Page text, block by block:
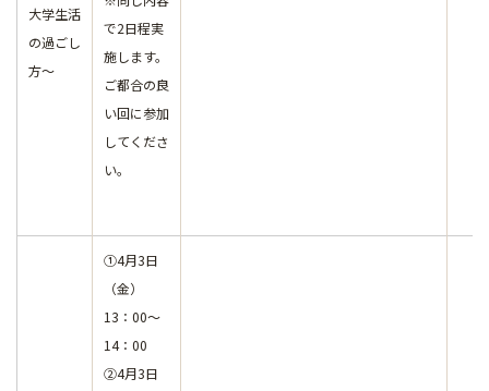
大学生活
の過ごし
方～
で2日程実
施します。
ご都合の良
い回に参加
してくださ
い。
①4月3日
（金）
13：00～
14：00
②4月3日